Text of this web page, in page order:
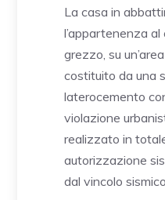
La casa in
l’appartenenza
grezzo, su
costituito da una
laterocemento
violazione
realizzato in
autorizzazione
dal vincolo